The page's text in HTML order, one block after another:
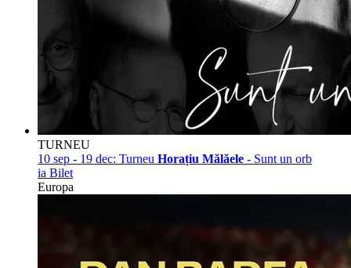
TURNEU
10 sep - 19 dec: Turneu Horațiu Mălăele - Sunt un orb
ia Bilet
Europa